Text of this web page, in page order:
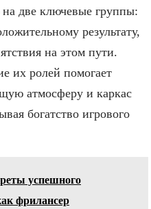
на две ключевые группы:
результату,
на этом пути.
их ролей помогает
атмосферу и каркас
богатство игрового
успешного
фрилансер